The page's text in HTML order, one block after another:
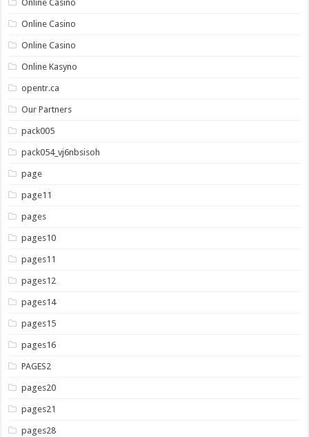
Online Casino
Online Casino
Online Casino
Online Kasyno
opentr.ca
Our Partners
pack005
pack054_vj6nbsisoh
page
page11
pages
pages10
pages11
pages12
pages14
pages15
pages16
PAGES2
pages20
pages21
pages28